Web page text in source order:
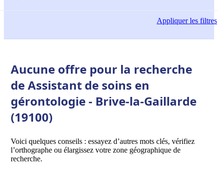
Appliquerles filtres
Aucune offre pour la recherche
de Assistant de soins en
gérontologie - Brive-la-Gaillarde
(19100)
Voici quelques conseils : essayez d’autres mots clés, vérifiez
l’orthographe ou élargissez votre zone géographique de
recherche.